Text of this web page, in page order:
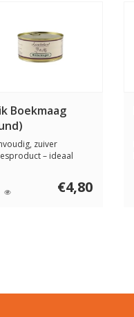
Boekmaag
zuiver
– ideaal
€4,80